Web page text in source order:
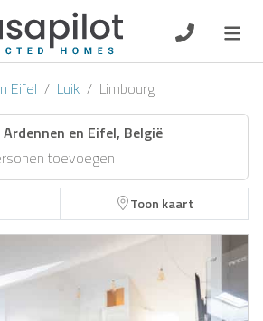
ES FR
Eifel Luik Limbourg
en Eifel, België
toevoegen
Toon kaart